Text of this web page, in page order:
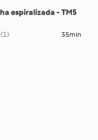
espiralizada - TM5
(1) 35min